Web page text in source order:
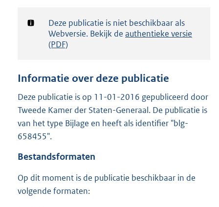
d
g
t
e
:
8
Notificatie:
Deze publicatie is niet beschikbaar als
Webversie. Bekijk de authentieke versie
(PDF)
Informatie over deze publicatie
Deze publicatie is op 11-01-2016 gepubliceerd door
Tweede Kamer der Staten-Generaal. De publicatie is
van het type Bijlage en heeft als identifier "blg-
658455".
Bestandsformaten
Op dit moment is de publicatie beschikbaar in de
volgende formaten: